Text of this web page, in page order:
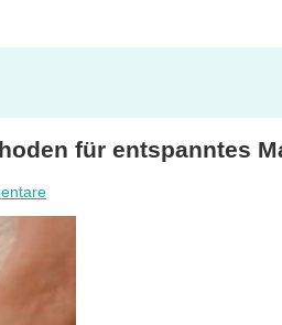
für entspanntes